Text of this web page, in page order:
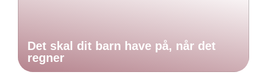
Det skal dit barn have på, når det
regner